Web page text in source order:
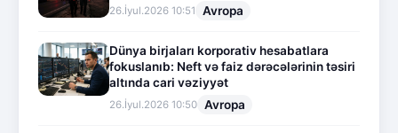
26.İyul.2026 10:51 Avropa
Dünya birjaları korporativ hesabatlara
fokuslanıb: Neft və faiz dərəcələrinin təsiri
altında cari vəziyyət
26.İyul.2026 10:50 Avropa